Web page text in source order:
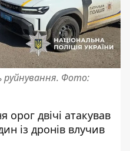
руйнування. Фото:
орог двічі атакував
із дронів влучив